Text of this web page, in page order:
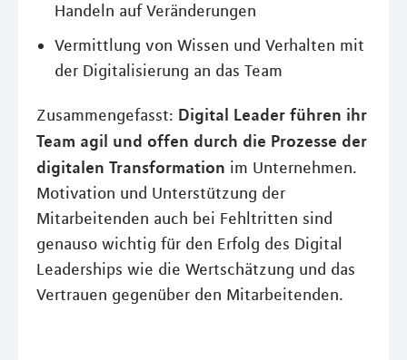
Handeln auf Veränderungen
Vermittlung von Wissen und Verhalten mit
der Digitalisierung an das Team
Zusammengefasst: Digital Leader führen ihr
Team agil und offen durch die Prozesse der
digitalen Transformation im Unternehmen.
Motivation und Unterstützung der
Mitarbeitenden auch bei Fehltritten sind
genauso wichtig für den Erfolg des Digital
Leaderships wie die Wertschätzung und das
Vertrauen gegenüber den Mitarbeitenden.